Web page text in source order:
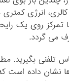
نمودند، حدود ۲۸۰۰ کالری،
تمرکز روی یک
می گردد.
بگیرید.
نشان داده است